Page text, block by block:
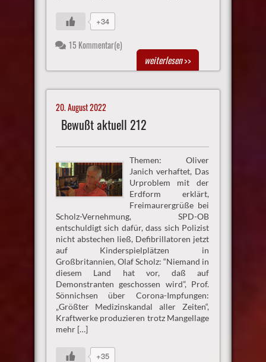
+34
15 Kommentar(e)
weiterlesen>>
20. August 2022
Bewußt aktuell 212
Themen: Oliver
Janich verhaftet, Das
Urproblem mit der
Erdform erklärt,
Freimaurergrüße bei
Scholz-Vernehmung, SPD-OB
entschuldigt sich dafür, dass sich Polizist
nicht abstechen ließ, Defibrillatoren jetzt
auf Kinderspielplätzen in
Großbritannien, Olaf Scholz: “Niemand in
diesem Land hat vor, daß auf
Demonstranten geschossen wird”, Prof.
Sönnichsen über Corona-Impfungen:
„Größter Medizinskandal aller Zeiten“,
Kraftwerke produzieren trotz Mangellage
mehr […]
+35